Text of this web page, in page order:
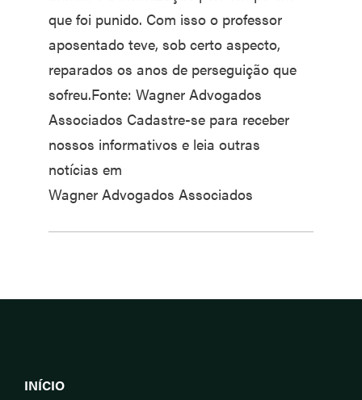
que foi punido. Com isso o professor
aposentado teve, sob certo aspecto,
reparados os anos de perseguição que
sofreu.Fonte: Wagner Advogados
Associados Cadastre-se para receber
nossos informativos e leia outras
notícias em
Wagner Advogados Associados
INÍCIO